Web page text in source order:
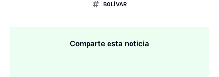
BOLÍVAR
Comparte esta noticia